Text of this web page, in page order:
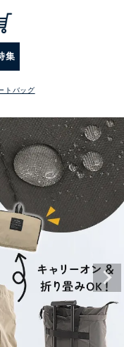
集
トバッグ